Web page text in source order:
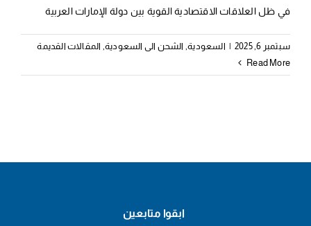
وجهات الشحن
في ظل العلاقات الاقتصادية القوية بين دولة الإمارات العربية
سبتمبر 6, 2025 | السعودية, الشحن الى السعودية المقالات القديمة
Read More
ابقوا متابعين